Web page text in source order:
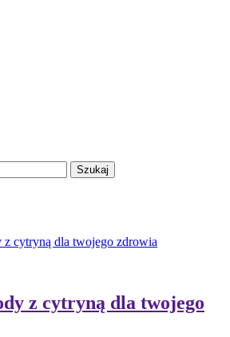
cytryną dla twojego zdrowia
z cytryną dla twojego